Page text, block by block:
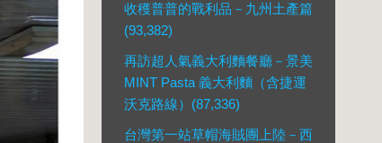
收穫普普的戰利品－九州土產篇
(93,382)
再訪超人氣義大利麵餐廳－景美
MINT Pasta 義大利麵（含捷運
沃克路線）(87,336)
台灣第一站草帽海賊團上陸－西